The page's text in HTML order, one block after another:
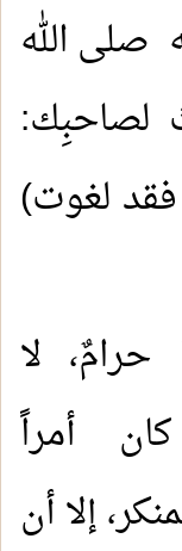
صلى الله
لصاحبِك:
لغوت)
حرامٌ، لا
أمراً
إلا أن